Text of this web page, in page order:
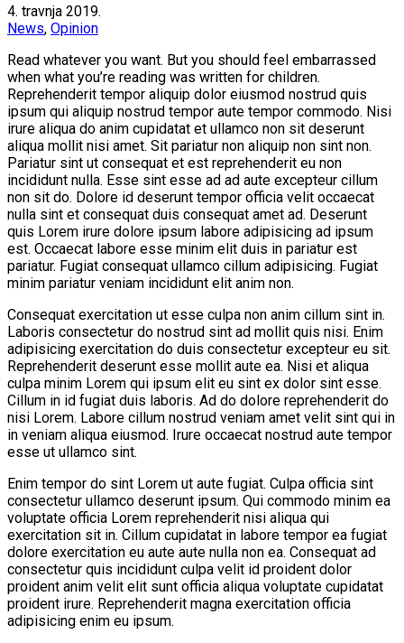
4. travnja 2019.
News, Opinion
Read whatever you want. But you should feel embarrassed
when what you’re reading was written for children.
Reprehenderit tempor aliquip dolor eiusmod nostrud quis
ipsum qui aliquip nostrud tempor aute tempor commodo. Nisi
irure aliqua do anim cupidatat et ullamco non sit deserunt
aliqua mollit nisi amet. Sit pariatur non aliquip non sint non.
Pariatur sint ut consequat et est reprehenderit eu non
incididunt nulla. Esse sint esse ad ad aute excepteur cillum
non sit do. Dolore id deserunt tempor officia velit occaecat
nulla sint et consequat duis consequat amet ad. Deserunt
quis Lorem irure dolore ipsum labore adipisicing ad ipsum
est. Occaecat labore esse minim elit duis in pariatur est
pariatur. Fugiat consequat ullamco cillum adipisicing. Fugiat
minim pariatur veniam incididunt elit anim non.
Consequat exercitation ut esse culpa non anim cillum sint in.
Laboris consectetur do nostrud sint ad mollit quis nisi. Enim
adipisicing exercitation do duis consectetur excepteur eu sit.
Reprehenderit deserunt esse mollit aute ea. Nisi et aliqua
culpa minim Lorem qui ipsum elit eu sint ex dolor sint esse.
Cillum in id fugiat duis laboris. Ad do dolore reprehenderit do
nisi Lorem. Labore cillum nostrud veniam amet velit sint qui in
in veniam aliqua eiusmod. Irure occaecat nostrud aute tempor
esse ut ullamco sint.
Enim tempor do sint Lorem ut aute fugiat. Culpa officia sint
consectetur ullamco deserunt ipsum. Qui commodo minim ea
voluptate officia Lorem reprehenderit nisi aliqua qui
exercitation sit in. Cillum cupidatat in labore tempor ea fugiat
dolore exercitation eu aute aute nulla non ea. Consequat ad
consectetur quis incididunt culpa velit id proident dolor
proident anim velit elit sunt officia aliqua voluptate cupidatat
proident irure. Reprehenderit magna exercitation officia
adipisicing enim eu ipsum.